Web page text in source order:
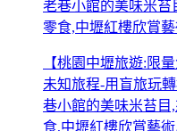
【桃園中壢旅遊:限
未知旅程-用盲旅玩
巷小館的美味米苔目
食,中壢紅樓欣賞藝術